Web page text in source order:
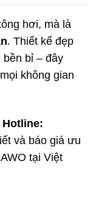
hơi, mà là
. Thiết kế đẹp
bền bỉ – đây
không gian
Hotline:
và báo giá ưu
tại Việt